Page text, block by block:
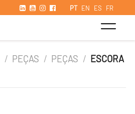
PT EN ES FR
/ PEÇAS / PEÇAS / ESCORA